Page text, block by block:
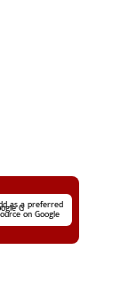
as a preferred
on Google